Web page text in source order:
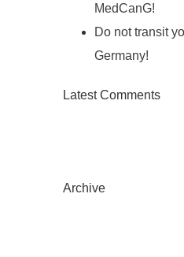
MedCanG!
Do not transit
Germany!
Latest Comments
Archive